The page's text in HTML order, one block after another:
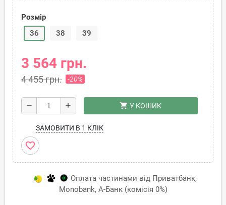
Розмір
36
38 39
3 564 грн.
4 455 грн. -20%
remove add shopping_cart У КОШИК
ЗАМОВИТИ В 1 КЛІК
favorite_border
Оплата частинами від Приватбанк,
Monobank, А-Банк (комісія 0%)